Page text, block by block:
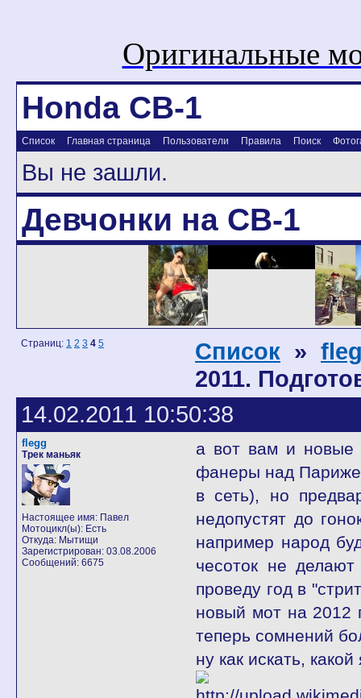
Оригинальные
Honda CB-1
Список Главная страница Пользователи Правила Поиск
Вы не зашли.
Девчонки на CB-1
Страниц: 1 2 3 4 5 Список »
2011.
14.02.2011 10:50:38
flegg
Трек маньяк
Настоящее имя: Павел
Мотоцикл(ы): Есть
Откуда: Мытищи
Зарегистрирован: 03.08.2006
Сообщений: 6675
а вот вам и новые
фанеры над
в сеть), но
недопустят до
например народ
чесоток не
проведу год в
новый мот на 2012
теперь сомнений
ну как искать,